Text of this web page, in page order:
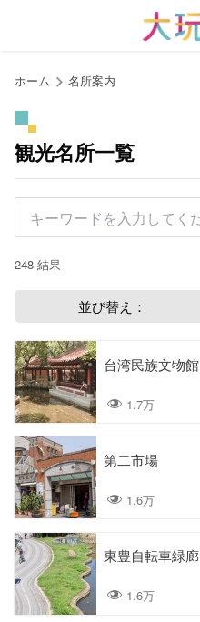
ホーム 名所案内
観光名所一覧
248 結果
並び替え：
台湾民族文物館
1.7万
第二市場
1.6万
東豊自転車緑廊
1.6万